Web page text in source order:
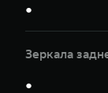
●
Зеркала
●